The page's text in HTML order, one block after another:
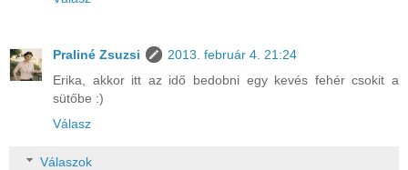
Praliné Zsuzsi
2013. február 4. 21:24
Erika, akkor itt az idő bedobni egy kevés fehér csokit a
sütőbe :)
Válasz
Válaszok